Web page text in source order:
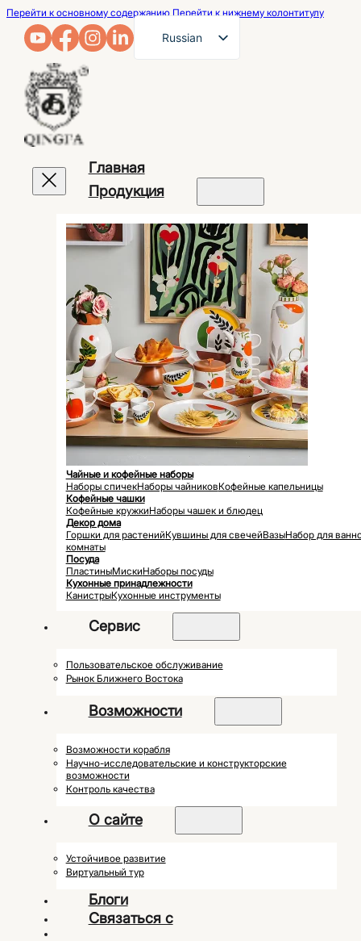
Перейти к основному содержанию Перейти к нижнему колонтитулу
Russian
Portuguese
Japanese
Главная
Продукция
Чайные и кофейные наборы
Наборы спичекНаборы чайниковКофейные капельницы
Кофейные чашки
Кофейные кружкиНаборы чашек и блюдец
Декор дома
Горшки для растенийКувшины для свечейВазыНабор для
комнаты
Посуда
ПластиныМискиНаборы посуды
Кухонные принадлежности
КанистрыКухонные инструменты
Сервис
Пользовательское обслуживание
Рынок Ближнего Востока
Возможности
Возможности корабля
Научно-исследовательские и конструкторские
возможности
Контроль качества
О сайте
Устойчивое развитие
Виртуальный тур
Блоги
Связаться с